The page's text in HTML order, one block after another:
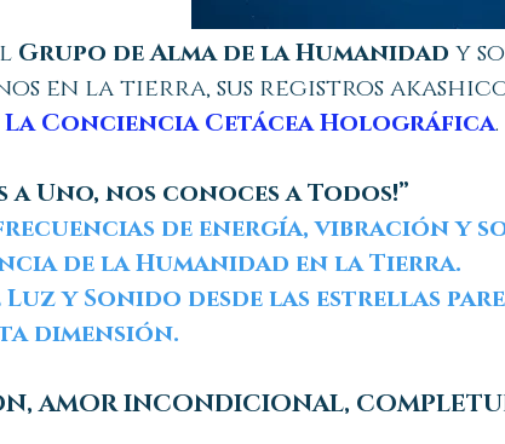
Grupo de Alma de la Humanidad y
en la tierra, sus registros
La Conciencia Cetácea Holográfica.
a Uno, nos conoces a Todos!”
de energía, vibración y
de la Humanidad en la Tierra.
y Sonido desde las estrellas
dimensión.
AMOR INCONDICIONAL,